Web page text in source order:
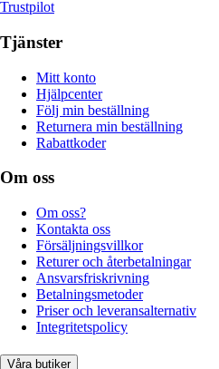
Trustpilot
Tjänster
Mitt konto
Hjälpcenter
Följ min beställning
Returnera min beställning
Rabattkoder
Om oss
Om oss?
Kontakta oss
Försäljningsvillkor
Returer och återbetalningar
Ansvarsfriskrivning
Betalningsmetoder
Priser och leveransalternativ
Integritetspolicy
Våra butiker